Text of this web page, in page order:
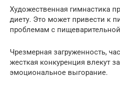
Художественная гимнастика
диету. Это может привести к
проблемам с
Чрезмерная загруженность,
жесткая конкуренция влекут
эмоциональное выгорание.